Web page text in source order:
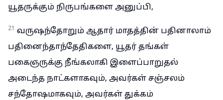
யூதருக்கும் நிருபங்களை அனுப்பி,
21 வருஷந்தோறும் ஆதார் மாதத்தின் பதினாலாம்
பதினைந்தாந்தேதிகளை, யூதர் தங்கள்
பகைஞருக்கு நீங்கலாகி இளைப்பாறுதல்
அடைந்த நாட்களாகவும், அவர்கள் சஞ்சலம்
சந்தோஷமாகவும், அவர்கள் துக்கம்